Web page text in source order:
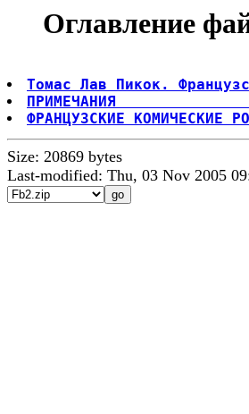
Оглавление
Томас Лав Пикок.
ФРАНЦУЗСКИЕ КОМИЧЕСКИЕ
Size: 20869 bytes
Last-modified: Thu, 03 Nov 2005